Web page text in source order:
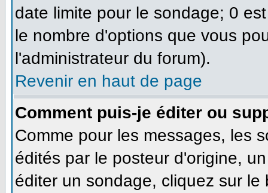
date limite pour le sondage; 0
le nombre d'options que vous
l'administrateur du forum).
Revenir en haut de page
Comment puis-je éditer ou
Comme pour les messages, les
édités par le posteur d'origine,
éditer un sondage, cliquez sur